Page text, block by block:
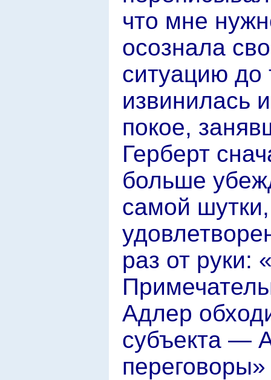
что мне
осознала
ситуацию до
извинилась
покое,
Герберт
больше
самой
раз от
Адлер
субъекта —